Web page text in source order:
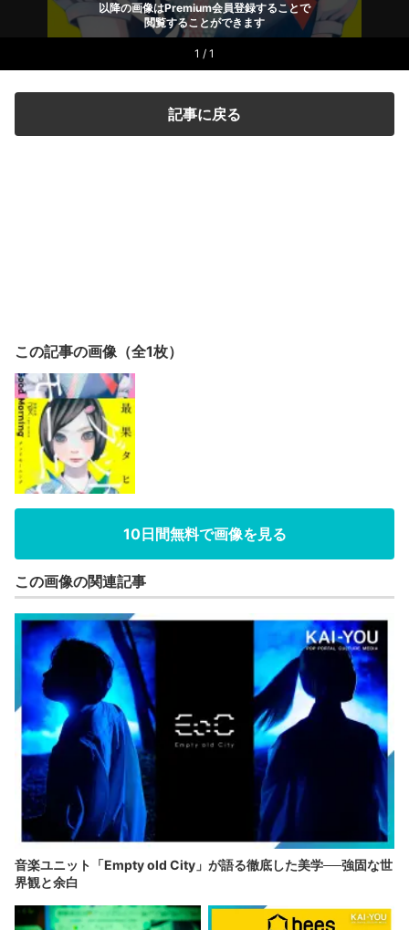
以降の画像はPremium会員登録することで
閲覧することができます
1 / 1
記事に戻る
この記事の画像（全1枚）
10日間無料で画像を見る
この画像の関連記事
音楽ユニット「Empty old City」が語る徹底した美学──強固な世
界観と余白